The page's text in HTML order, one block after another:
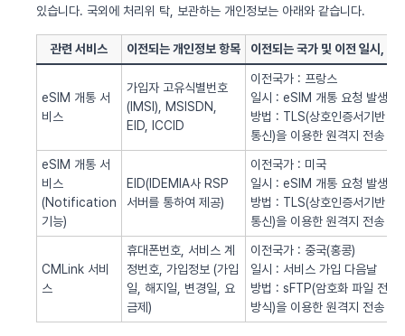
있습니다. 국외에 처리위 탁, 보관하는 개인정보는 아래와 같습니다.
관련 서비스 이전되는 개인정보 항목 이전되는 국가 및 이전 일시, 방
eSIM 개통 서
비스
가입자 고유식별번호
(IMSI), MSISDN,
EID, ICCID
이전국가 : 프랑스
일시 : eSIM 개통 요청 발생시
방법 : TLS(상호인증서기반
통신)을 이용한 원격지 전송
eSIM 개통 서
비스
(Notification
기능)
EID(IDEMIA사 RSP
서버를 통하여 제공)
이전국가 : 미국
일시 : eSIM 개통 요청 발생시
방법 : TLS(상호인증서기반
통신)을 이용한 원격지 전송
CMLink 서비
스
휴대폰번호, 서비스 계
정번호, 가입정보 (가입
일, 해지일, 변경일, 요
금제)
이전국가 : 중국(홍콩)
일시 : 서비스 가입 다음날
방법 : sFTP(암호화 파일 전송
방식)을 이용한 원격지 전송